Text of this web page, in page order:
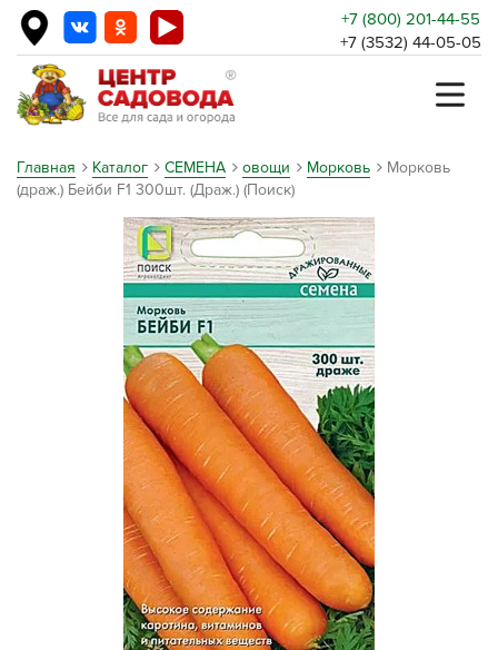
+7 (800) 201-44-55
+7 (3532) 44-05-05
Главная Каталог СЕМЕНА овощи Морковь
Морковь
(драж.) Бейби F1 300шт. (Драж.) (Поиск)